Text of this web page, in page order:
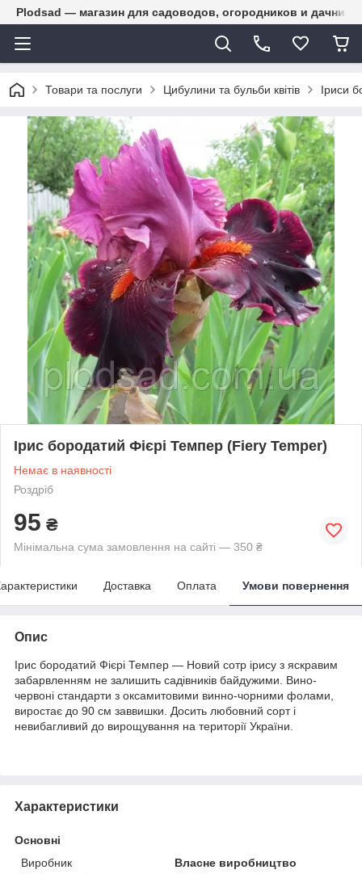
Plodsad — магазин для садоводов, огородников и
Товари та послуги Цибулини та бульби квітів Іриси
Ірис бородатий Фієрі Темпер (Fiery Temper)
Немає в наявності
Роздріб
95 ₴
Мінімальна сума замовлення на сайті — 350 ₴
Доставка Оплата Умови повернення
Опис
Ірис бородатий Фієрі Темпер — Новий сотр ірису з яскравим
забарвленням не залишить садівників байдужими. Вино-
червоні стандарти з оксамитовими винно-чорними фолами,
виростає до 90 см заввишки. Досить любовний сорт і
невибагливий до вирощування на території України.
Характеристики
Основні
Виробник
Власне виробництво